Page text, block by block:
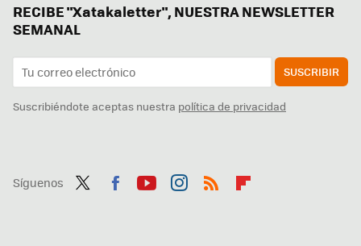
RECIBE "Xatakaletter", NUESTRA NEWSLETTER
SEMANAL
SUSCRIBIR
Suscribiéndote aceptas nuestra política de privacidad
Síguenos